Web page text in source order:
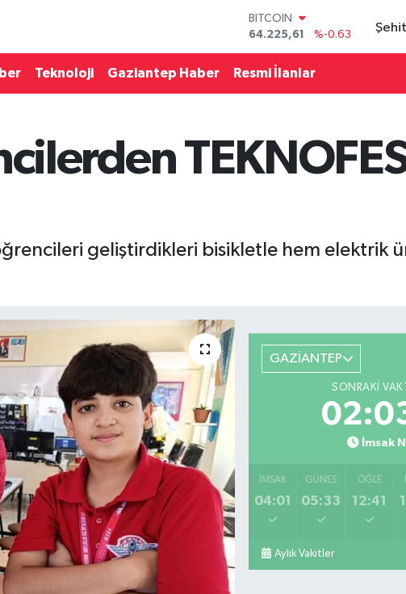
DOLAR
47,6704
%0
EURO
55,0406
BİST100
13.799
%70
Teknoloji Gaziantep Haber Resmi İlanlar
geliştirdikleri bisikletle hem elektrik
GAZİANTEP
SONRAKI
İmsak
İMSAK
04:01
GÜNEŞ
05:33
ÖĞLE
12:41
Aylık Vakitler